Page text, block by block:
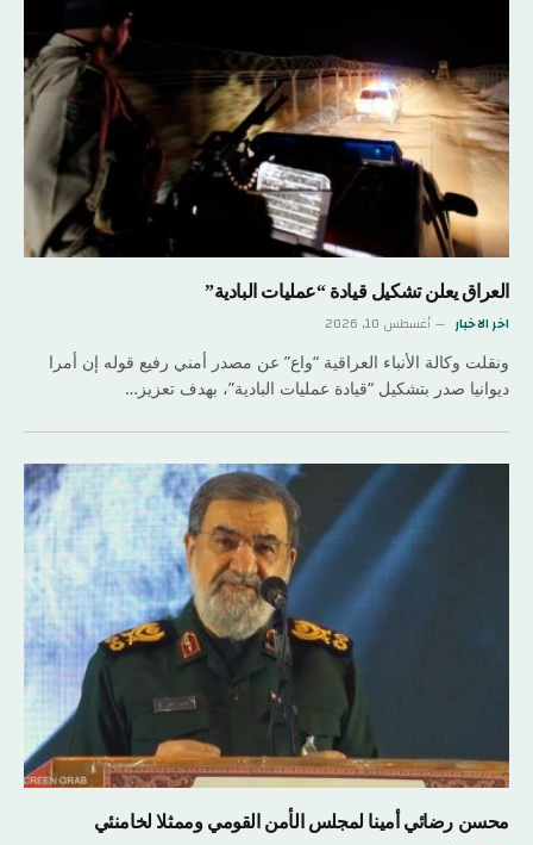
العراق يعلن تشكيل قيادة “عمليات البادية”
اخر الاخبار أغسطس 10, 2026
ونقلت وكالة الأنباء العراقية “واع” عن مصدر أمني رفيع قوله إن أمرا
ديوانيا صدر بتشكيل “قيادة عمليات البادية”، بهدف تعزيز…
محسن رضائي أمينا لمجلس الأمن القومي وممثلا لخامنئي